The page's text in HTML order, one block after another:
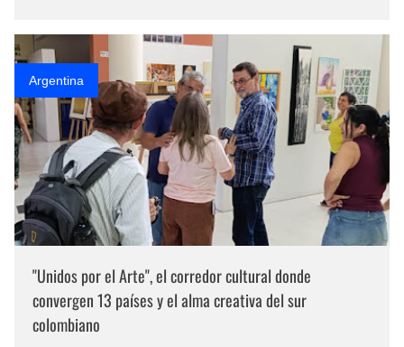
un puente ha…
Argentina
"Unidos por el Arte", el corredor cultural donde
convergen 13 países y el alma creativa del sur
colombiano